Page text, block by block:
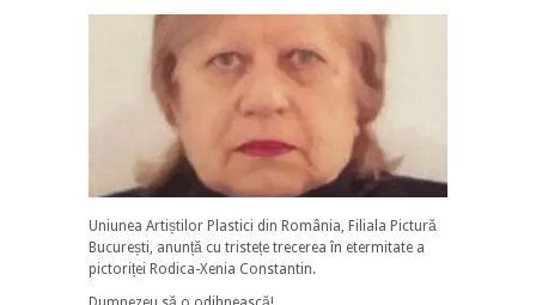
Uniunea Artiștilor Plastici din România, Filiala Pictură
București, anunță cu tristețe trecerea în etermitate a
pictoriței Rodica-Xenia Constantin.